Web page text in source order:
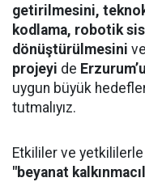
getirilmesini,
kodlama, robotik
dönüştürülmesini
projeyi de
uygun büyük
tutmalıyız.
Etkililer ve yetkililerle
"beyanat